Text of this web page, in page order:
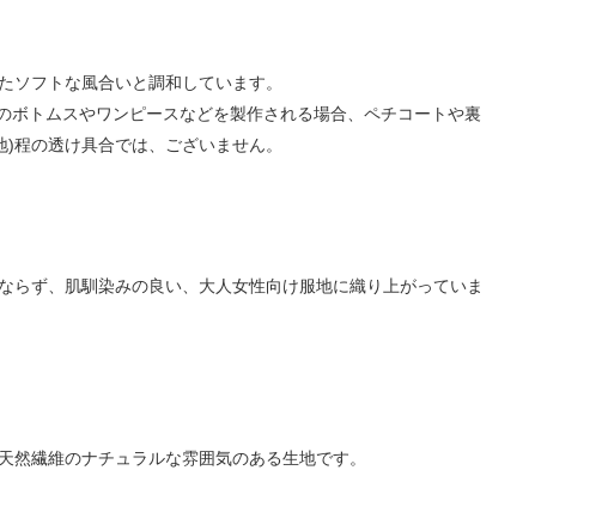
フトな風合いと調和しています。
トムスやワンピースなどを製作される場合、ペチコートや裏
の透け具合では、ございません。
ず、肌馴染みの良い、大人女性向け服地に織り上がっていま
繊維のナチュラルな雰囲気のある生地です。